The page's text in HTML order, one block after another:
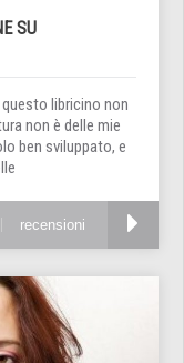
SU
libricino non
non è delle mie
ben sviluppato, e
recensioni